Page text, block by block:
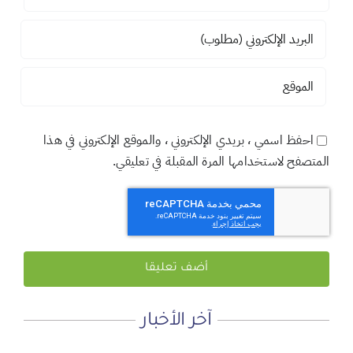
آخر الأخبار
احفظ اسمي ، بريدي الإلكتروني ، والموقع الإلكتروني في هذا
المتصفح لاستخدامها المرة المقبلة في تعليقي.